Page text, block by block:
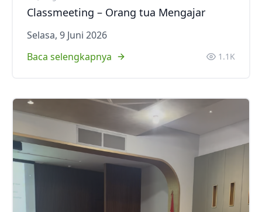
Classmeeting – Orang tua Mengajar
Selasa, 9 Juni 2026
Baca selengkapnya
1.1K